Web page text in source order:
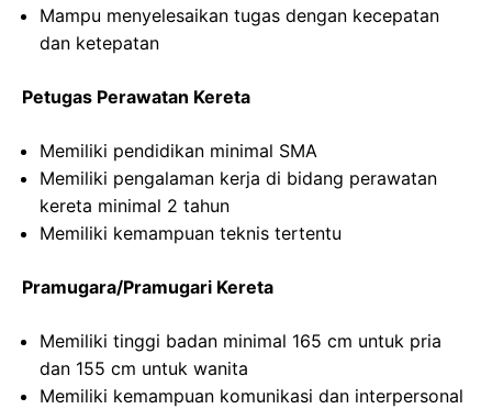
Mampu menyelesaikan tugas dengan kecepatan
dan ketepatan
Petugas Perawatan Kereta
Memiliki pendidikan minimal SMA
Memiliki pengalaman kerja di bidang perawatan
kereta minimal 2 tahun
Memiliki kemampuan teknis tertentu
Pramugara/Pramugari Kereta
Memiliki tinggi badan minimal 165 cm untuk pria
dan 155 cm untuk wanita
Memiliki kemampuan komunikasi dan interpersonal